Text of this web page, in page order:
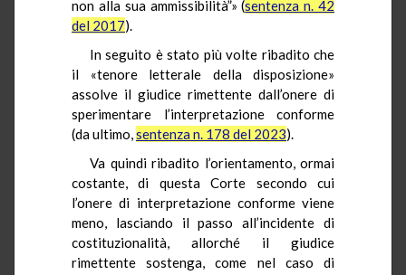
non alla sua ammissibilità”» (sentenza n. 42
del 2017).
In seguito è stato più volte ribadito che
il «tenore letterale della disposizione»
assolve il giudice rimettente dall’onere di
sperimentare l’interpretazione conforme
(da ultimo,sentenza n. 178 del 2023).
Va quindi ribadito l’orientamento, ormai
costante, di questa Corte secondo cui
l’onere di interpretazione conforme viene
meno, lasciando il passo all’incidente di
costituzionalità, allorché il giudice
rimettente sostenga, come nel caso di